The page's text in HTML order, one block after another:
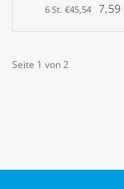
6 St. €45,54
Seite 1 von 2